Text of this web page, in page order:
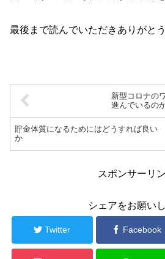
最後まで読んでいただきありがと
新型コロナの
進んでいるの
貯金体質になるためにはどうすれば良い
か
スポンサーリ
シェアをお願い
Twitter Facebook